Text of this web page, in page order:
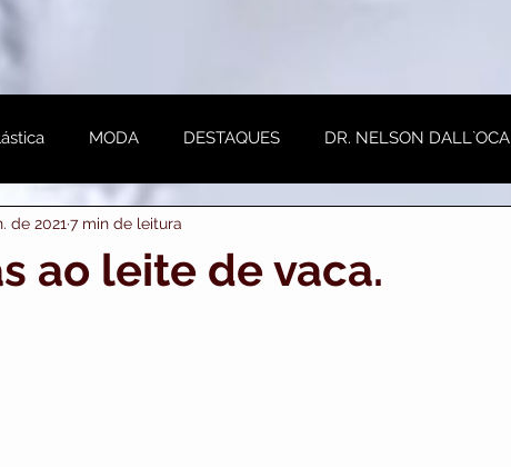
MODA DESTAQUES DR. NELSON DALL`OCA
Odonto NUTRIÇÃO
ao leite de vaca.
de 20217 min de leitura